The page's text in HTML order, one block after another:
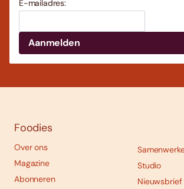
E-mailadres:
Foodies
Over ons
Magazine
Abonneren
Studio
Nieuwsbrief